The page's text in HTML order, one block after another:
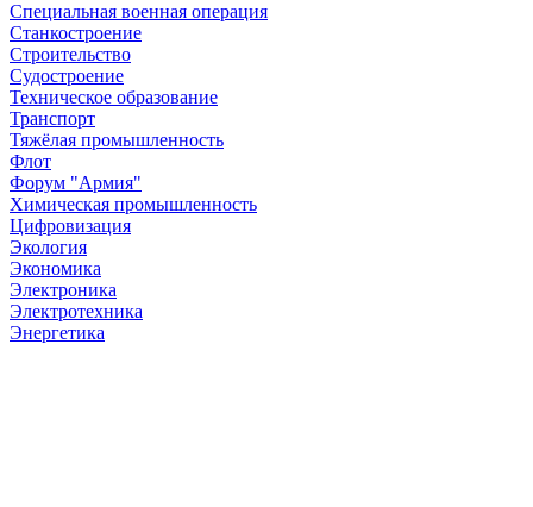
Специальная военная операция
Станкостроение
Строительство
Судостроение
Техническое образование
Транспорт
Тяжёлая промышленность
Флот
Форум "Армия"
Химическая промышленность
Цифровизация
Экология
Экономика
Электроника
Электротехника
Энергетика